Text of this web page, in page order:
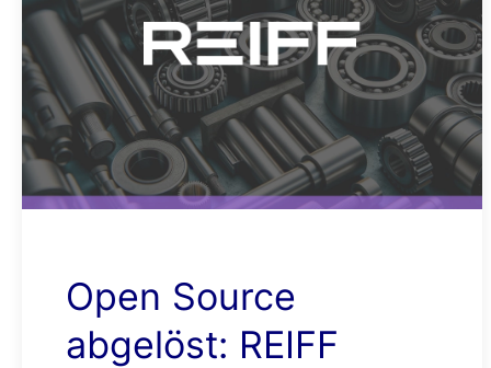
Open Source
abgelöst: REIFF